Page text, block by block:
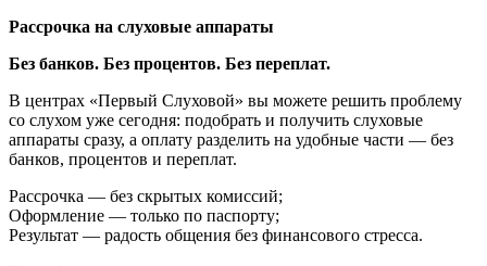
Рассрочка на слуховые аппараты
Без банков. Без процентов. Без переплат.
В центрах «Первый Слуховой» вы можете решить проблему
со слухом уже сегодня: подобрать и получить слуховые
аппараты сразу, а оплату разделить на удобные части — без
банков, процентов и переплат.
Рассрочка — без скрытых комиссий;
Оформление — только по паспорту;
Результат — радость общения без финансового стресса.